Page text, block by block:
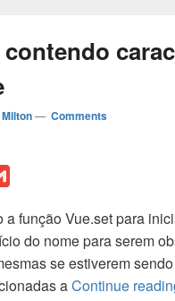
— Comments
a
i
l
função Vue.set para
do nome para serem
se estiverem
aContinue